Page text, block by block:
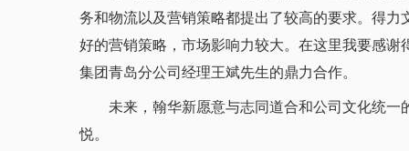
务和物流以及营销策略都提出了较高的要求。得
好的营销策略，市场影响力较大。在这里我要感
集团青岛分公司经理王斌先生的鼎力合作。
未来，翰华新愿意与志同道合和公司文化统一
悦。